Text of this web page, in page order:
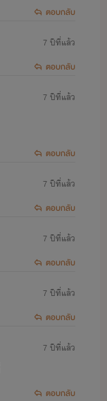
ตอบกลับ
7 ปีที่แล้ว
ตอบกลับ
7 ปีที่แล้ว
ตอบกลับ
7 ปีที่แล้ว
ตอบกลับ
7 ปีที่แล้ว
ตอบกลับ
7 ปีที่แล้ว
ตอบกลับ
7 ปีที่แล้ว
ตอบกลับ